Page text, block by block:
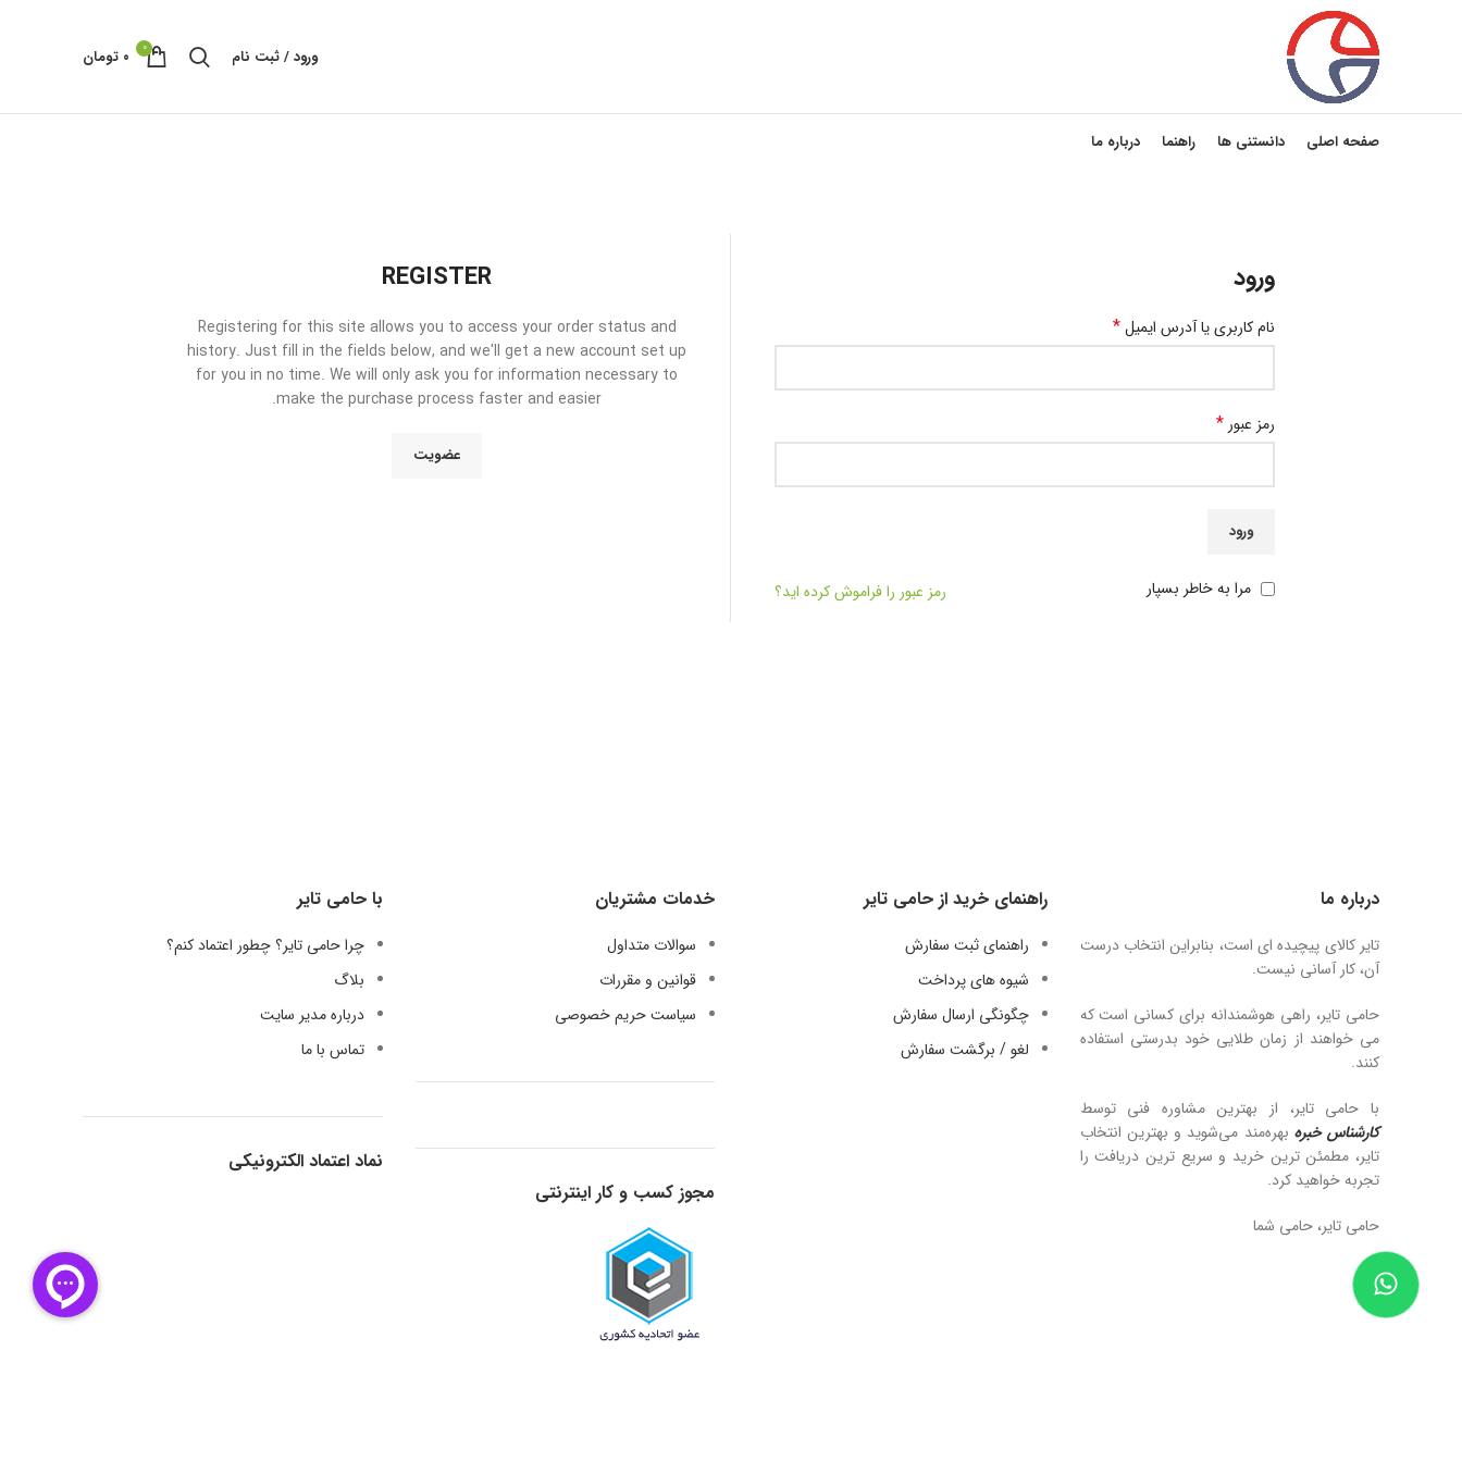
ورود / ثبت نام 0 ۰ تومان
صفحه اصلی دانستنی ها راهنما درباره ما
ورود
نام کاربری یا آدرس ایمیل*
رمز عبور *
ورود
رمز عبور را فراموش کرده اید؟ مرا به خاطر بسپار
REGISTER
Registering for this site allows you to access your order status and
history. Just fill in the fields below, and we'll get a new account set up
for you in no time. We will only ask you for information necessary to
make the purchase process faster and easier.
عضویت
درباره ما
تایر کالای پیچیده ای است، بنابراین انتخاب درست
آن، کار آسانی نیست.
حامی تایر، راهی هوشمندانه برای کسانی است که
می خواهند از زمان طلایی خود بدرستی استفاده
کنند.
با حامی تایر، از بهترین مشاوره فنی توسط
کارشناس خبره بهره‌مند می‌شوید و بهترین انتخاب
تایر، مطمئن ترین خرید و سریع ترین دریافت را
تجربه خواهید کرد.
حامی تایر، حامی شما
راهنمای خرید از حامی تایر
راهنمای ثبت سفارش
شیوه های پرداخت
چگونگی ارسال سفارش
لغو / برگشت سفارش
خدمات مشتریان
سوالات متداول
قوانین و مقررات
سیاست حریم خصوصی
مجوز کسب و کار اینترنتی
با حامی تایر
چرا حامی تایر؟ چطور اعتماد کنم؟
بلاگ
درباره مدیر سایت
تماس با ما
نماد اعتماد الکترونیکی